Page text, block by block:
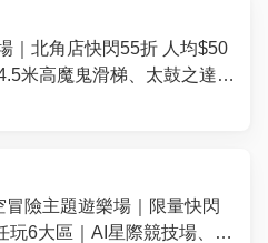
｜北角店快閃55折 人均$50
米高魔鬼滑梯、太鼓之達人
險主題遊樂場｜限量快閃
玩6大區｜AI星際競技場、太